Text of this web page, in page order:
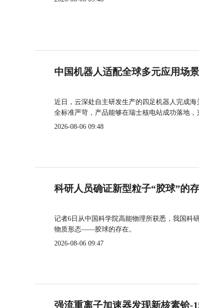
中国机器人适配全球多元应用场景
近日，云深处自主研发生产的四足机器人完成
全标准严苛，产品能够在瑞士核电站成功落地
2026-08-06 09:48
科研人员确证新型粒子“胶球”的
记者6日从中国科学院高能物理所获悉，我国科
物质形态——胶球的存在。
2026-08-06 09:47
强流重离子加速器发现新核素铪-